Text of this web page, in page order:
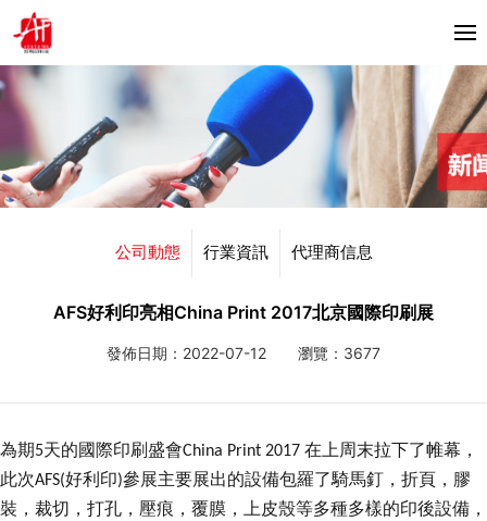
首頁
關於我們
產品中心
Horizon
Foliant
Zechini
合作夥伴
解決方案
代理商信息
公司動態 行業資訊 代理商信息
AFS好利印亮相China Print 2017北京國際印刷展
發佈日期：2022-07-12 瀏覽：3677
為期5天的國際印刷盛會China Print 2017 在上周末拉下了帷幕，
此次AFS(好利印)參展主要展出的設備包羅了騎馬釘，折頁，膠
裝，裁切，打孔，壓痕，覆膜，上皮殼等多種多樣的印後設備，